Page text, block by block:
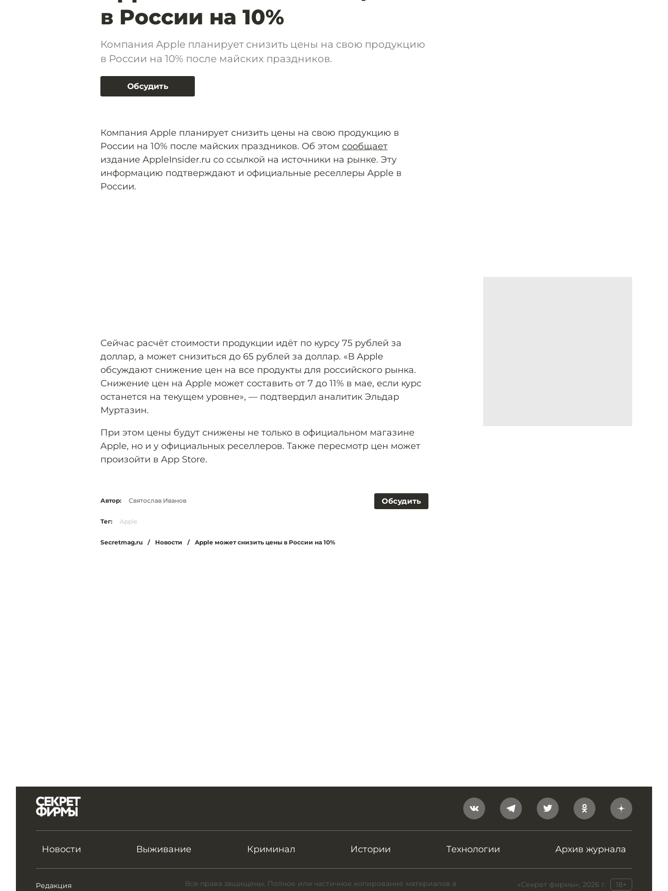
в России на 10%
Компания Apple планирует снизить цены на свою продукцию
в России на 10% после майских праздников.
Обсудить
Компания Apple планирует снизить цены на свою продукцию в
России на 10% после майских праздников. Об этом сообщает
издание AppleInsider.ru со ссылкой на источники на рынке. Эту
информацию подтверждают и официальные реселлеры Apple в
России.
Сейчас расчёт стоимости продукции идёт по курсу 75 рублей за
доллар, а может снизиться до 65 рублей за доллар. «В Apple
обсуждают снижение цен на все продукты для российского рынка.
Снижение цен на Apple может составить от 7 до 11% в мае, если курс
останется на текущем уровне», — подтвердил аналитик Эльдар
Муртазин.
При этом цены будут снижены не только в официальном магазине
Apple, но и у официальных реселлеров. Также пересмотр цен может
произойти в App Store.
Обсудить
Автор: Святослав Иванов
Тег: Apple
Secretmag.ru / Новости / Apple может снизить цены в России на 10%
Новости Выживание Криминал Истории Технологии Архив журнала
Редакция «Секрет фирмы», 2026 г. 18+
Все права защищены. Полное или частичное копирование материалов в